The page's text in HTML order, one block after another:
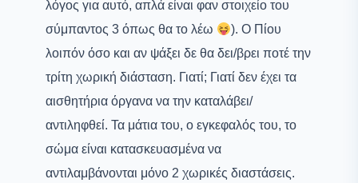
λόγος για αυτό, απλά είναι φαν στοιχείο του
σύμπαντος 3 όπως θα το λέω
). Ο Πίου
λοιπόν όσο και αν ψάξει δε θα δει/βρει ποτέ την
τρίτη χωρική διάσταση. Γιατί; Γιατί δεν έχει τα
αισθητήρια όργανα να την καταλάβει/
αντιληφθεί. Τα μάτια του, ο εγκεφαλός του, το
σώμα είναι κατασκευασμένα να
αντιλαμβάνονται μόνο 2 χωρικές διαστάσεις.